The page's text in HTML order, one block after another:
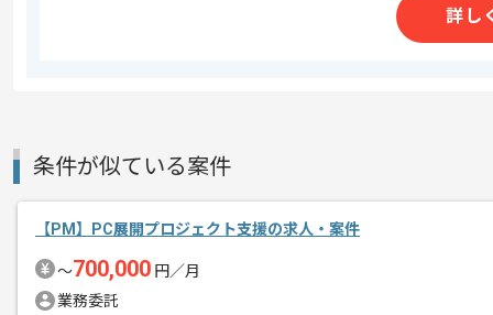
2026/06/09
メント
PMの経験を活かすことができます。
詳し
条件が似ている案件
【PM】PC展開プロジェクト支援の求人・案件
〜700,000 円／月
業務委託